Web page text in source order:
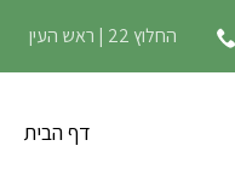
החלוץ 22 | ראש העין
דף הבית